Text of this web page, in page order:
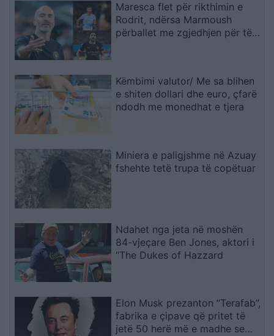
Maresca flet për rikthimin e
Rodrit, ndërsa Marmoush
përballet me zgjedhjen për të
Këmbimi valutor/ Me sa blihen
e shiten dollari dhe euro, çfarë
ndodh me monedhat e tjera
Miniera e paligjshme në Azuay
fshehte tetë trupa të copëtuar
Ndahet nga jeta në moshën
84-vjeçare Ben Jones, aktori i
“The Dukes of Hazzard
Elon Musk prezanton “Terafab”,
fabrika e çipave që pritet të
jetë 50 herë më e madhe se